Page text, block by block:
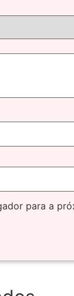
para a